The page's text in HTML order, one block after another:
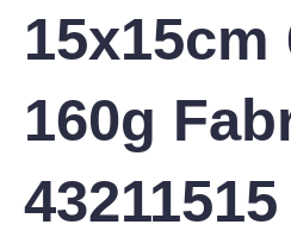
15x15cm
160g
43211515